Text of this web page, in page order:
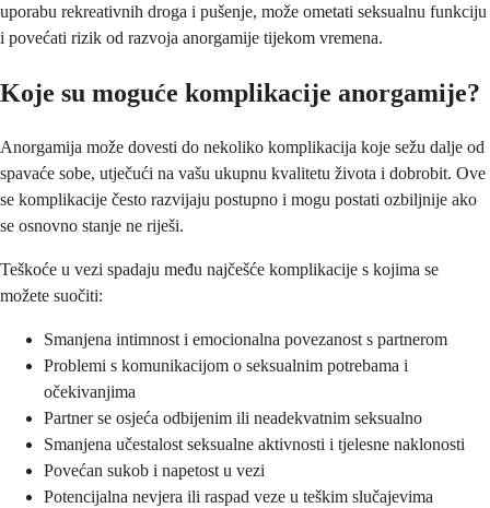
uporabu rekreativnih droga i pušenje, može ometati seksualnu funkciju
i povećati rizik od razvoja anorgamije tijekom vremena.
Koje su moguće komplikacije anorgamije?
Anorgamija može dovesti do nekoliko komplikacija koje sežu dalje od
spavaće sobe, utječući na vašu ukupnu kvalitetu života i dobrobit. Ove
se komplikacije često razvijaju postupno i mogu postati ozbiljnije ako
se osnovno stanje ne riješi.
Teškoće u vezi spadaju među najčešće komplikacije s kojima se
možete suočiti:
Smanjena intimnost i emocionalna povezanost s partnerom
Problemi s komunikacijom o seksualnim potrebama i
očekivanjima
Partner se osjeća odbijenim ili neadekvatnim seksualno
Smanjena učestalost seksualne aktivnosti i tjelesne naklonosti
Povećan sukob i napetost u vezi
Potencijalna nevjera ili raspad veze u teškim slučajevima